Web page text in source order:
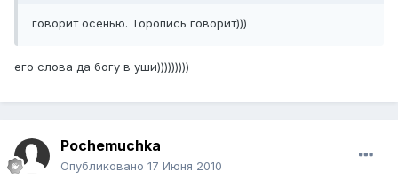
говорит осенью. Торопись говорит)))
его слова да богу в уши)))))))))
Pochemuchka
Опубликовано 17 Июня 2010